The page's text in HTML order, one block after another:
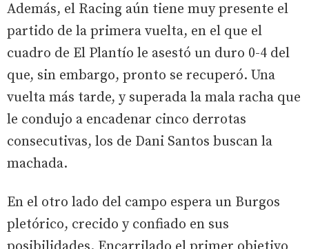
Además, el Racing aún tiene muy presente el
partido de la primera vuelta, en el que el
cuadro de El Plantío le asestó un duro 0-4 del
que, sin embargo, pronto se recuperó. Una
vuelta más tarde, y superada la mala racha que
le condujo a encadenar cinco derrotas
consecutivas, los de Dani Santos buscan la
machada.
En el otro lado del campo espera un Burgos
pletórico, crecido y confiado en sus